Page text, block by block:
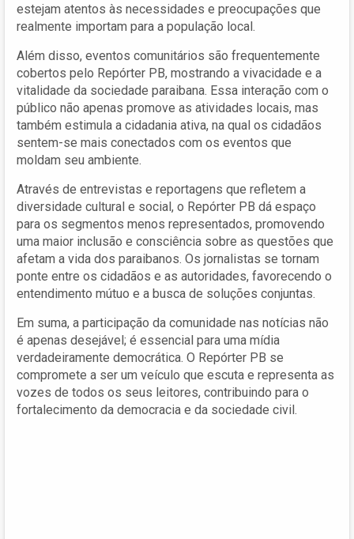
estejam atentos às necessidades e preocupações que
realmente importam para a população local.
Além disso, eventos comunitários são frequentemente
cobertos pelo Repórter PB, mostrando a vivacidade e a
vitalidade da sociedade paraibana. Essa interação com o
público não apenas promove as atividades locais, mas
também estimula a cidadania ativa, na qual os cidadãos
sentem-se mais conectados com os eventos que
moldam seu ambiente.
Através de entrevistas e reportagens que refletem a
diversidade cultural e social, o Repórter PB dá espaço
para os segmentos menos representados, promovendo
uma maior inclusão e consciência sobre as questões que
afetam a vida dos paraibanos. Os jornalistas se tornam
ponte entre os cidadãos e as autoridades, favorecendo o
entendimento mútuo e a busca de soluções conjuntas.
Em suma, a participação da comunidade nas notícias não
é apenas desejável; é essencial para uma mídia
verdadeiramente democrática. O Repórter PB se
compromete a ser um veículo que escuta e representa as
vozes de todos os seus leitores, contribuindo para o
fortalecimento da democracia e da sociedade civil.